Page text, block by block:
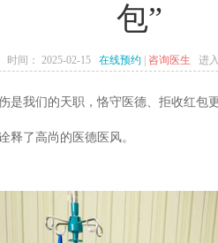
包”
时间： 2025-02-15 在线预约 咨询医生 进
是我们的天职，恪守医德、拒收红包
释了高尚的医德医风。